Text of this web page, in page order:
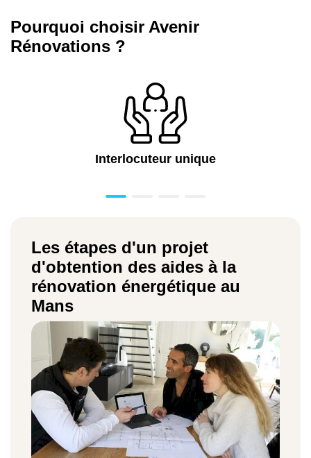
Pourquoi choisir Avenir
Rénovations ?
Interlocuteur unique
Les étapes d'un projet
d'obtention des aides à la
rénovation énergétique au
Mans